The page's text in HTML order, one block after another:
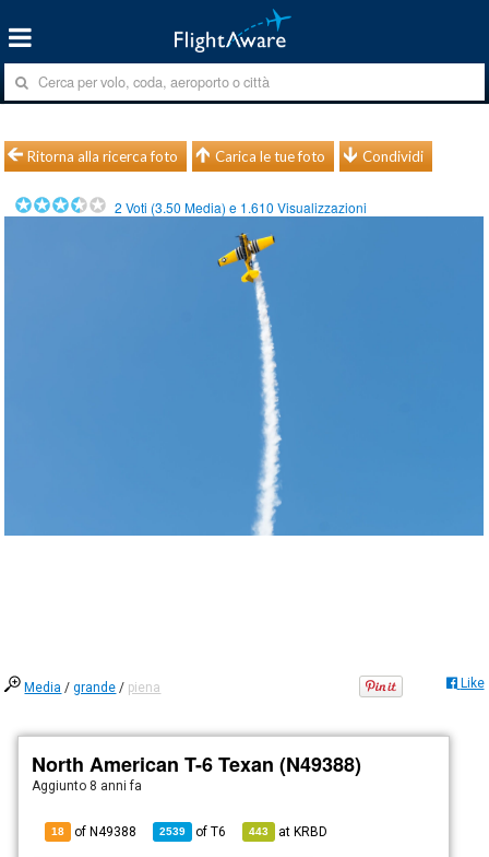
Ritorna alla ricerca foto Carica le tue foto Condividi
2 Voti (3.50 Media) e 1.610 Visualizzazioni
Media /grande / piena Like
North American T-6 Texan (N49388)
Aggiunto 8 anni fa
18 of N49388 2539 ofT6 443 atKRBD